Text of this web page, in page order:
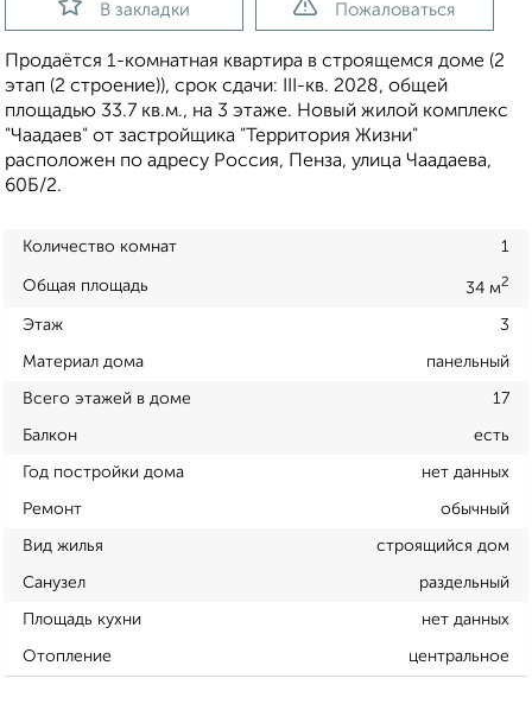
В закладки Пожаловаться
Продаётся 1-комнатная квартира в строящемся доме (2
этап (2 строение)), срок сдачи: III-кв. 2028, общей
площадью 33.7 кв.м., на 3 этаже. Новый жилой комплекс
"Чаадаев" от застройщика "Территория Жизни"
расположен по адресу Россия, Пенза, улица Чаадаева,
60Б/2.
Количество комнат 1
Общая площадь 34 м2
Этаж 3
Материал дома панельный
Всего этажей в доме 17
Балкон есть
Год постройки дома нет данных
Ремонт обычный
Вид жилья строящийся дом
Санузел раздельный
Площадь кухни нет данных
Отопление центральное